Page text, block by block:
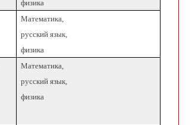
физика
Математика,
русский язык,
физика
Математика,
русский язык,
физика